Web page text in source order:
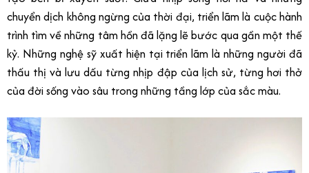
chuyển dịch không ngừng của thời đại, triển lãm là cuộc hành
trình tìm về những tâm hồn đã lặng lẽ bước qua gần một thế
kỷ. Những nghệ sỹ xuất hiện tại triển lãm là những người đã
thấu thị và lưu dấu từng nhịp đập của lịch sử, từng hơi thở
của đời sống vào sâu trong những tầng lớp của sắc màu.